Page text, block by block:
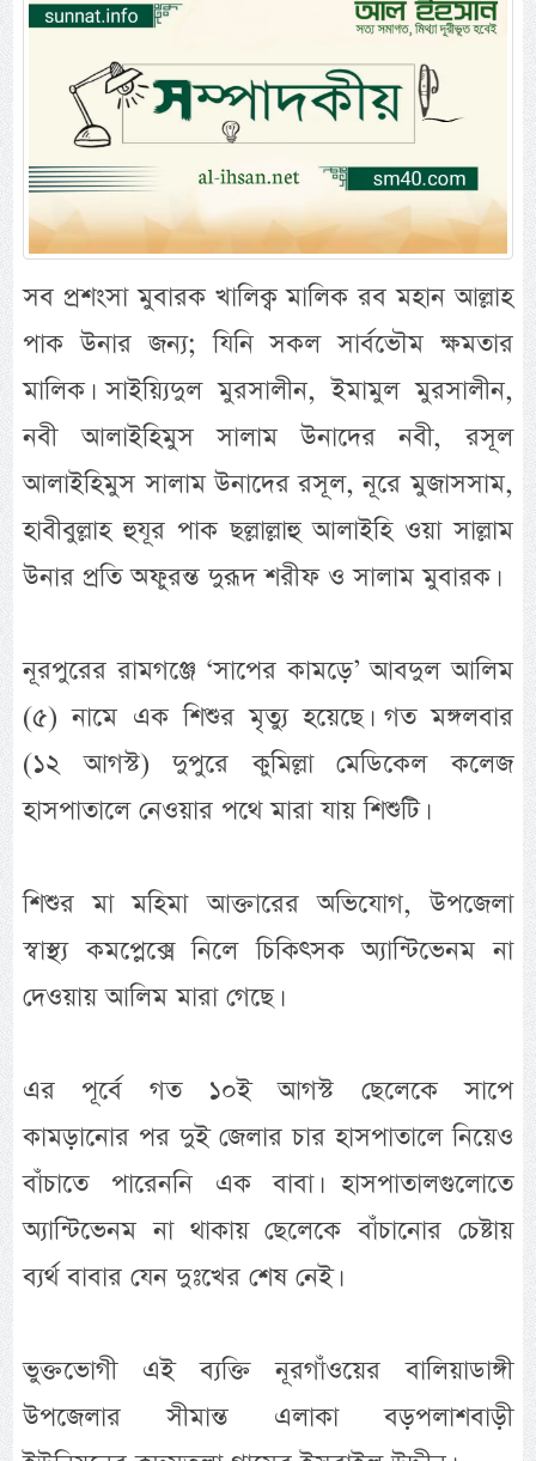
সব প্রশংসা মুবারক খালিক্ব মালিক রব মহান আল্লাহ
পাক উনার জন্য; যিনি সকল সার্বভৌম ক্ষমতার
মালিক। সাইয়্যিদুল মুরসালীন, ইমামুল মুরসালীন,
নবী আলাইহিমুস সালাম উনাদের নবী, রসূল
আলাইহিমুস সালাম উনাদের রসূল, নূরে মুজাসসাম,
হাবীবুল্লাহ হুযূর পাক ছল্লাল্লাহু আলাইহি ওয়া সাল্লাম
উনার প্রতি অফুরন্ত দুরূদ শরীফ ও সালাম মুবারক।
নূরপুরের রামগঞ্জে ‘সাপের কামড়ে’ আবদুল আলিম
(৫) নামে এক শিশুর মৃত্যু হয়েছে। গত মঙ্গলবার
(১২ আগস্ট) দুপুরে কুমিল্লা মেডিকেল কলেজ
হাসপাতালে নেওয়ার পথে মারা যায় শিশুটি।
শিশুর মা মহিমা আক্তারের অভিযোগ, উপজেলা
স্বাস্থ্য কমপ্লেক্সে নিলে চিকিৎসক অ্যান্টিভেনম না
দেওয়ায় আলিম মারা গেছে।
এর পূর্বে গত ১০ই আগস্ট ছেলেকে সাপে
কামড়ানোর পর দুই জেলার চার হাসপাতালে নিয়েও
বাঁচাতে পারেননি এক বাবা। হাসপাতালগুলোতে
অ্যান্টিভেনম না থাকায় ছেলেকে বাঁচানোর চেষ্টায়
ব্যর্থ বাবার যেন দুঃখের শেষ নেই।
ভুক্তভোগী এই ব্যক্তি নূরগাঁওয়ের বালিয়াডাঙ্গী
উপজেলার সীমান্ত এলাকা বড়পলাশবাড়ী